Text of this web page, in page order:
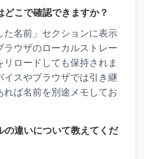
こで確認できますか？
名前」セクションに表示
ラウザのローカルストレー
ロードしても保持されま
スやブラウザでは引き継
ば名前を別途メモしてお
の違いについて教えてくだ